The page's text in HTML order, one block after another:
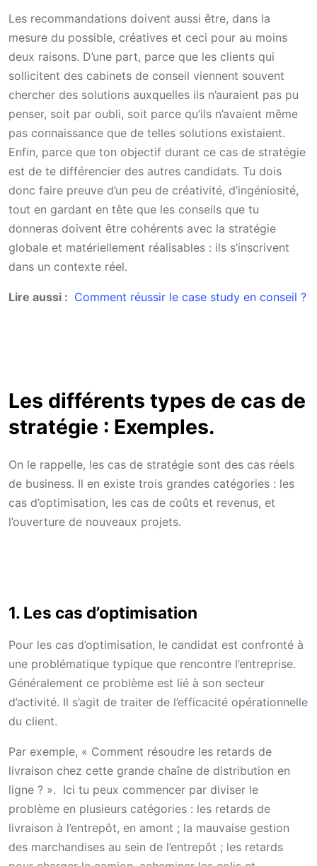
Les recommandations doivent aussi être, dans la
mesure du possible, créatives et ceci pour au moins
deux raisons. D’une part, parce que les clients qui
sollicitent des cabinets de conseil viennent souvent
chercher des solutions auxquelles ils n’auraient pas pu
penser, soit par oubli, soit parce qu’ils n’avaient même
pas connaissance que de telles solutions existaient.
Enfin, parce que ton objectif durant ce cas de stratégie
est de te différencier des autres candidats. Tu dois
donc faire preuve d’un peu de créativité, d’ingéniosité,
tout en gardant en tête que les conseils que tu
donneras doivent être cohérents avec la stratégie
globale et matériellement réalisables : ils s’inscrivent
dans un contexte réel.
Lire aussi : Comment réussir le case study en conseil ?
Les différents types de cas de
stratégie : Exemples.
On le rappelle, les cas de stratégie sont des cas réels
de business. Il en existe trois grandes catégories : les
cas d’optimisation, les cas de coûts et revenus, et
l’ouverture de nouveaux projets.
1. Les cas d’optimisation
Pour les cas d’optimisation, le candidat est confronté à
une problématique typique que rencontre l’entreprise.
Généralement ce problème est lié à son secteur
d’activité. Il s’agit de traiter de l’efficacité opérationnelle
du client.
Par exemple, « Comment résoudre les retards de
livraison chez cette grande chaîne de distribution en
ligne ? ». Ici tu peux commencer par diviser le
problème en plusieurs catégories : les retards de
livraison à l’entrepôt, en amont ; la mauvaise gestion
des marchandises au sein de l’entrepôt ; les retards